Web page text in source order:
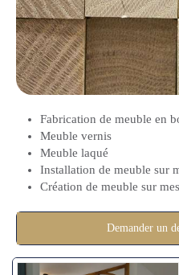
Fabrication de meuble en
Meuble vernis
Meuble laqué
Installation de meuble sur
Création de meuble sur
Demander un